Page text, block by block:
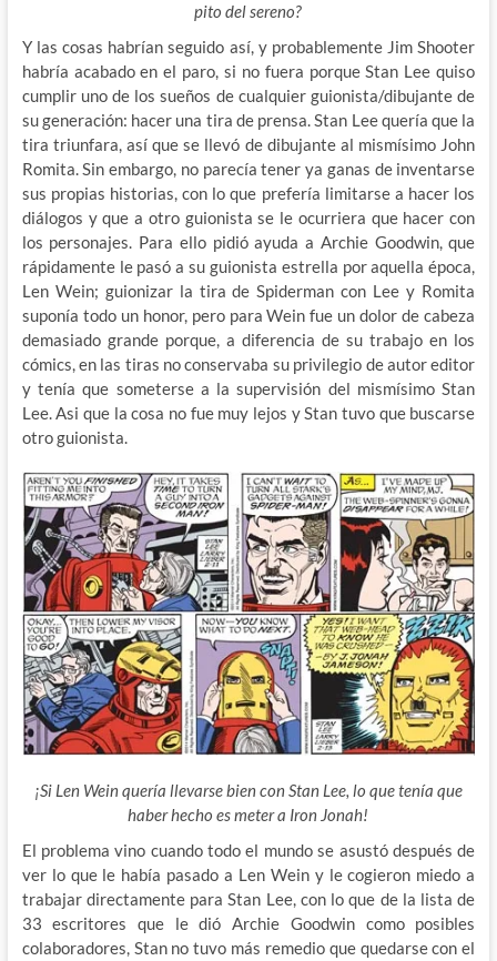
pito del sereno?
Y las cosas habrían seguido así, y probablemente Jim Shooter
habría acabado en el paro, si no fuera porque Stan Lee quiso
cumplir uno de los sueños de cualquier guionista/dibujante de
su generación: hacer una tira de prensa. Stan Lee quería que la
tira triunfara, así que se llevó de dibujante al mismísimo John
Romita. Sin embargo, no parecía tener ya ganas de inventarse
sus propias historias, con lo que prefería limitarse a hacer los
diálogos y que a otro guionista se le ocurriera que hacer con
los personajes. Para ello pidió ayuda a Archie Goodwin, que
rápidamente le pasó a su guionista estrella por aquella época,
Len Wein; guionizar la tira de Spiderman con Lee y Romita
suponía todo un honor, pero para Wein fue un dolor de cabeza
demasiado grande porque, a diferencia de su trabajo en los
cómics, en las tiras no conservaba su privilegio de autor editor
y tenía que someterse a la supervisión del mismísimo Stan
Lee. Asi que la cosa no fue muy lejos y Stan tuvo que buscarse
otro guionista.
¡Si Len Wein quería llevarse bien con Stan Lee, lo que tenía que
haber hecho es meter a Iron Jonah!
El problema vino cuando todo el mundo se asustó después de
ver lo que le había pasado a Len Wein y le cogieron miedo a
trabajar directamente para Stan Lee, con lo que de la lista de
33 escritores que le dió Archie Goodwin como posibles
colaboradores, Stan no tuvo más remedio que quedarse con el